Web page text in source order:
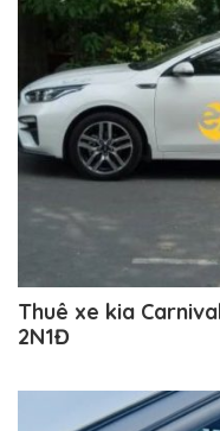
Thuê xe kia
2N1Đ